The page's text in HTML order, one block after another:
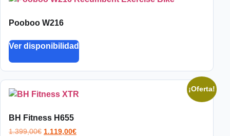
Pooboo W216
Ver disponibilidad
¡Oferta!
BH Fitness H655
1.399,00€ 1.119,00€